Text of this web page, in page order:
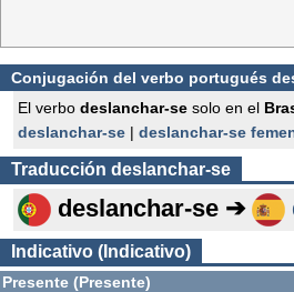
Conjugación del verbo portugués
El verbo deslanchar-se solo en el
deslanchar-se | deslanchar-se
Traducción deslanchar-se
deslanchar-se ➔
Indicativo (Indicativo)
Presente (Presente)